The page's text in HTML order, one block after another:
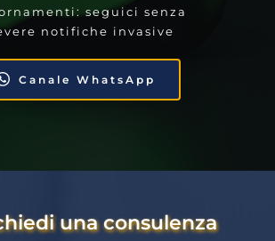
seguici senza
notifiche invasive
Canale WhatsApp
una consulenza